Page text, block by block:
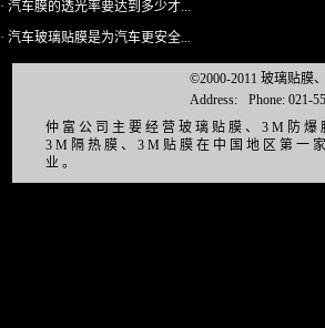
· 汽车膜的透光率要达到多少才...
· 汽车玻璃贴膜是为汽车更安全...
©2000-2011 玻璃贴膜
Address:
Phone: 021-
仲富公司主要经营玻璃贴膜、3M防
3M隔热膜、3M贴膜在中国地区第一
业。